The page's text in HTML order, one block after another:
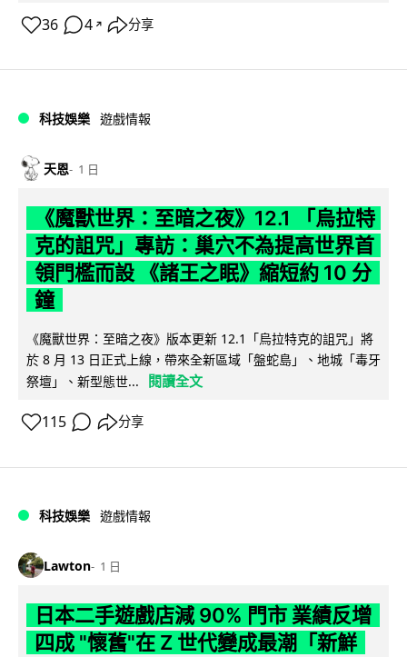
36 4 ↗ 分享
科技娛樂 遊戲情報
天恩 1 日
《魔獸世界：至暗之夜》12.1 「烏拉特
克的詛咒」專訪：巢穴不為提高世界首
領門檻而設 《諸王之眠》縮短約 10 分
鐘
《魔獸世界：至暗之夜》版本更新 12.1「烏拉特克的詛咒」將
於 8 月 13 日正式上線，帶來全新區域「盤蛇島」、地城「毒牙
祭壇」、新型態世...
閱讀全文
115 分享
科技娛樂 遊戲情報
Lawton 1 日
日本二手遊戲店減 90% 門市 業績反增
四成 "懷舊"在 Z 世代變成最潮「新鮮